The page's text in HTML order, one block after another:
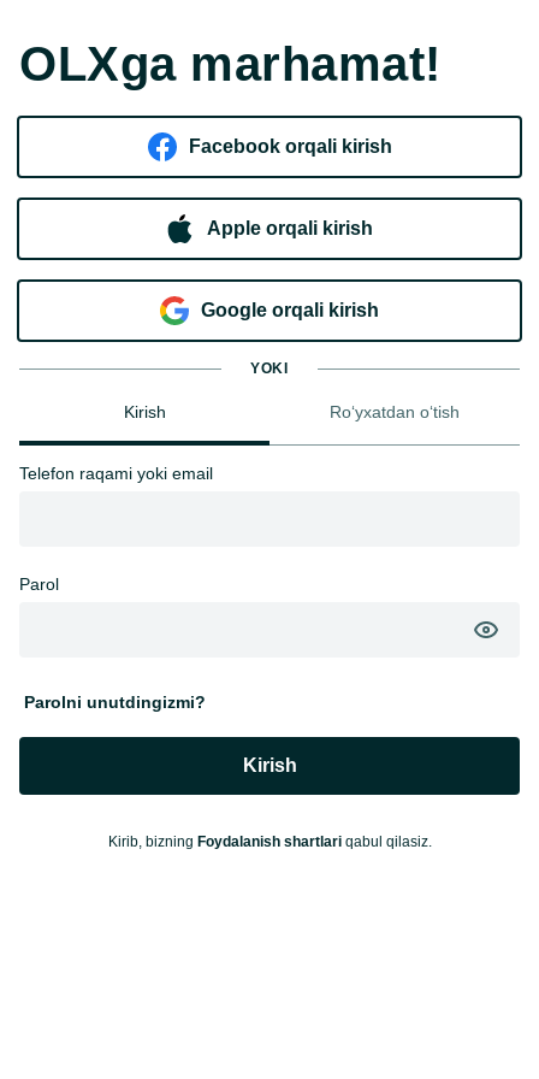
OLXga marhamat!
Facebook orqali kirish​
Apple orqali kirish
Goo​g​le orqali kirish
YOKI
Kirish Ro‘yxatdan o‘tish
Telefon raqami yoki email
Parol
Parolni unutdingizmi?
Kirish
Kirib, bizning Foydalanish shartlariqabul qilasiz.